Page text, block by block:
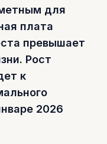
для
плата
превышает
Рост
к
2026